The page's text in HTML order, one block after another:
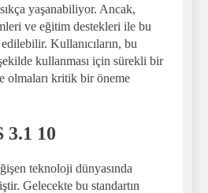
yaşanabiliyor. Ancak,
ve eğitim destekleri ile bu
Kullanıcıların, bu
kullanması için sürekli bir
olmaları kritik bir öneme
3.1 10
teknoloji dünyasında
Gelecekte bu standartın